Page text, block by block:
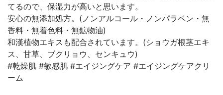
てるので、保湿力が高いと思います。
安心の無添加処方。(ノンアルコール・ノンパラベン・無
香料・無着色料・無鉱物油)
和漢植物エキスも配合されています。(ショウガ根茎エキ
ス、甘草、ブクリョウ、センキュウ)
#乾燥肌 #敏感肌 #エイジングケア #エイジングケアクリ
ーム